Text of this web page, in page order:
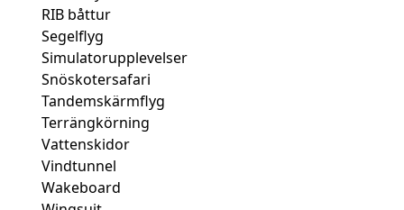
RIB båttur
Segelflyg
Simulatorupplevelser
Snöskotersafari
Tandemskärmflyg
Terrängkörning
Vattenskidor
Vindtunnel
Wakeboard